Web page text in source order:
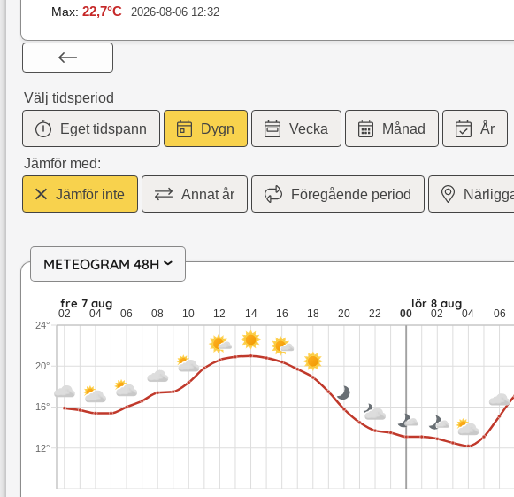
Max: 22,7°C 2026-08-06 12:32
Välj tidsperiod
Eget tidspann Dygn Vecka Månad År
Jämför med:
Jämför inte Annat år Föregående period
METEOGRAM 48H›
fre 7 aug: 21 till 13,5 grader: ingen nederbörd: upp till 7,9 meter per sekund
fre 7 aug lör 8 aug
02 04 06 08 10 12 14 16 18 20 22 00 02 04 06
12°
16°
20°
24°